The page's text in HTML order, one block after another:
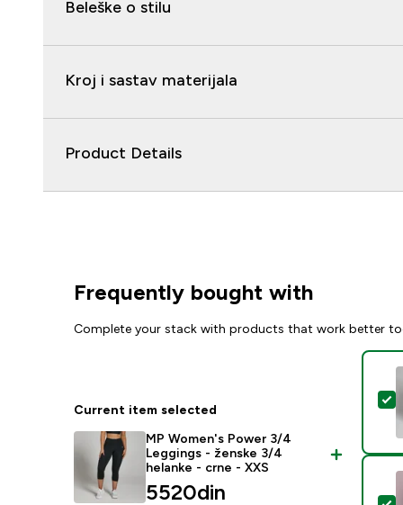
Beleške o stilu
Kroj i sastav materijala
Product Details
Frequently bought with
Complete your stack with products that work better
Current item selected
MP Women's Power 3/4
Leggings - ženske 3/4
helanke - crne - XXS
5520din‎